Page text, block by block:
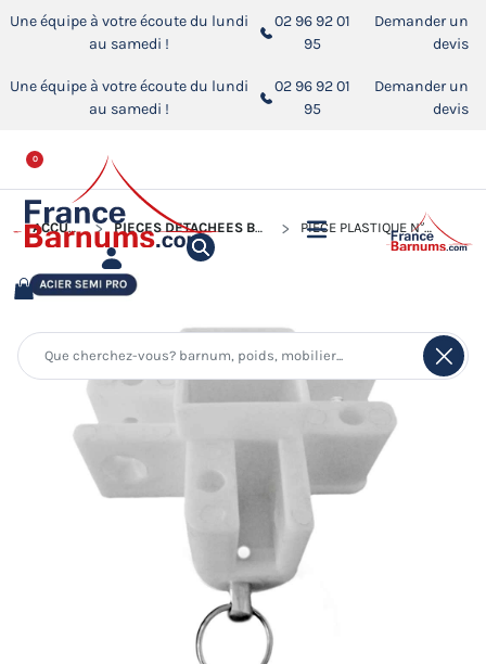
Une équipe à votre écoute du lundi
au samedi !
02 96 92 01
95
Demander un
devis
Une équipe à votre écoute du lundi
au samedi !
02 96 92 01
95
Demander un
devis
0
ACCUEIL PIÈCES DÉTACHÉES BARNUMS PLIANTS PIÈCE PLASTIQUE N°8 POUR BARNUM PLIANT GAMME ACIER SEMI PRO